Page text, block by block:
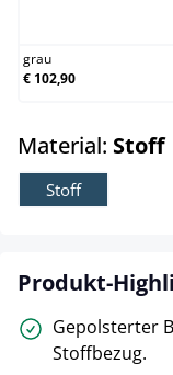
grau
€ 102,90
Material: Stoff
Stoff
Produkt-
Gepolsterter
Stoffbezug.